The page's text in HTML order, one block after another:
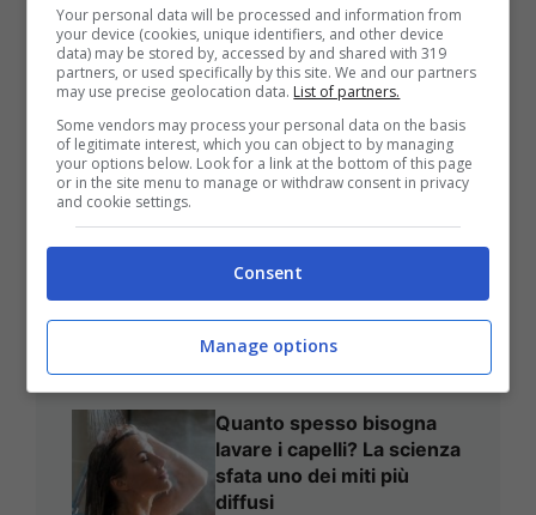
Consiglierei Senza Esitazioni:
Affidabili, Economiche Da
Mantenere E Pratiche Ogni
Giorno
Bologna, proiezioni
settembre
Quanto spesso bisogna
lavare i capelli? La scienza
sfata uno dei miti più
diffusi
Your personal data will be processed and information from
your device (cookies, unique identifiers, and other device
data) may be stored by, accessed by and shared with 319
partners, or used specifically by this site. We and our partners
may use precise geolocation data. List of partners.
Some vendors may process your personal data on the basis
of legitimate interest, which you can object to by managing
your options below. Look for a link at the bottom of this page
or in the site menu to manage or withdraw consent in privacy
and cookie settings.
Consent
Manage options